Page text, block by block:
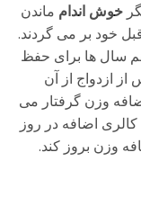
خوش اندام ماندن
خود بر می گردند.
سال ها برای حفظ
ازدواج از آن
وزن گرفتار می
اضافه در روز
وزن بروز کند.